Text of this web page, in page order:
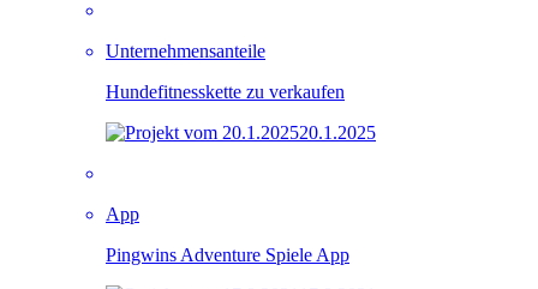
Unternehmensanteile
Hundefitnesskette zu verkaufen
20.1.2025
App
Pingwins Adventure Spiele App